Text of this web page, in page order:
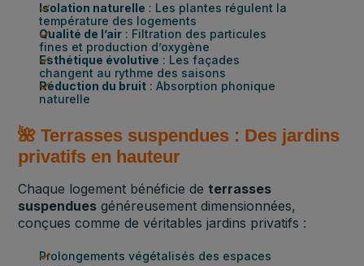
Isolation naturelle : Les plantes régulent la
température des logements
Qualité de l’air : Filtration des particules
fines et production d’oxygène
Esthétique évolutive : Les façades
changent au rythme des saisons
Réduction du bruit : Absorption phonique
naturelle
🌺 Terrasses suspendues : Des jardins
privatifs en hauteur
Chaque logement bénéficie deterrasses
suspendues généreusement dimensionnées,
conçues comme de véritables jardins privatifs :
Prolongements végétalisés des espaces